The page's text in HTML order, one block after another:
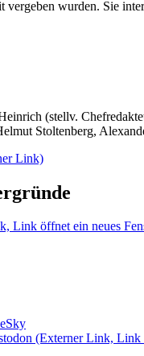
wurden. Sie
(stellv.
Stoltenberg,
Link)
Link öffnet ein neues
(Externer Link, Link